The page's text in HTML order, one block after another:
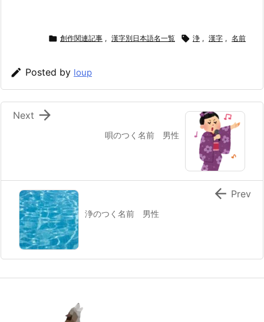
 創作関連記事 , 漢字別日本語名一覧  浄 , 漢字 , 名前
 Posted by loup
唄のつく名前 男性

Next
浄のつく名前 男性
 Prev